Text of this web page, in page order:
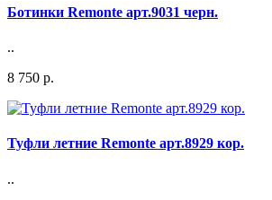
Ботинки Remonte арт.9031 черн.
..
8 750 р.
Туфли летние Remonte арт.8929 кор.
..